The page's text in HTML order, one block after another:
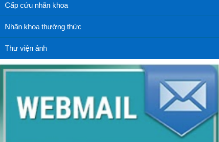
Cấp cứu nhãn khoa
Nhãn khoa thường thức
Thư viện ảnh